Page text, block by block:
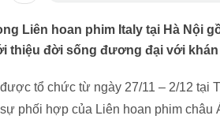
Liên hoan phim Italy tại Hà Nội
thiệu đời sống đương đại với khán
được tổ chức từ ngày 27/11 – 2/12 tại
phối hợp của Liên hoan phim châu